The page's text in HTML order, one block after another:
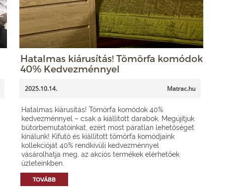
Hatalmas kiárusítás! Tömörfa komódok
40% Kedvezménnyel
2025.10.14. Matrac.hu
Hatalmas kiárusítás! Tömörfa komódok 40%
kedvezménnyel – csak a kiállított darabok. Megújítjuk
bútorbemutatóinkat, ezért most páratlan lehetőséget
kínálunk! Kifutó és kiállított tömörfa komódjaink
kollekcióját 40% rendkívüli kedvezménnyel
vásárolhatja meg, az akciós termékek elérhetőek
üzleteinkben.
TOVÁBB